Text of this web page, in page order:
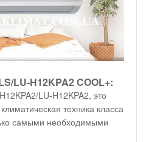
LU-H12KPA2 COOL+:
LU-H12KPA2, это
техника класса
самыми необходимыми